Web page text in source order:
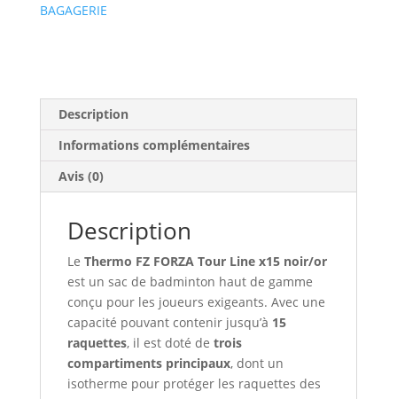
et
BAGAGERIE
Description
Informations complémentaires
Avis (0)
Description
Le Thermo FZ FORZA Tour Line x15 noir/or
est un sac de badminton haut de gamme
conçu pour les joueurs exigeants. Avec une
capacité pouvant contenir jusqu’à 15
raquettes, il est doté de trois
compartiments principaux, dont un
isotherme pour protéger les raquettes des